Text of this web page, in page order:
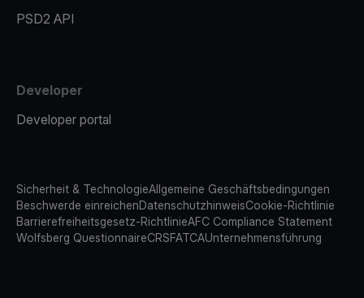
PSD2 API
Developer
Developer portal
Sicherheit & TechnologieAllgemeine Geschäftsbedingungen
Beschwerde einreichenDatenschutzhinweisCookie-Richtlinie
Barrierefreiheitsgesetz-RichtlinieAFC Compliance Statement
Wolfsberg QuestionnaireCRSFATCAUnternehmensführung